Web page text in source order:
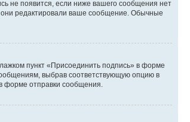
не появится, если ниже вашего сообщения нет
они редактировали ваше сообщение. Обычные
пункт «Присоединить подпись» в форме
выбрав соответствующую опцию в
форме отправки сообщения.